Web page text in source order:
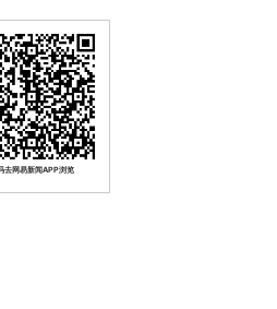
去网易新闻APP浏览